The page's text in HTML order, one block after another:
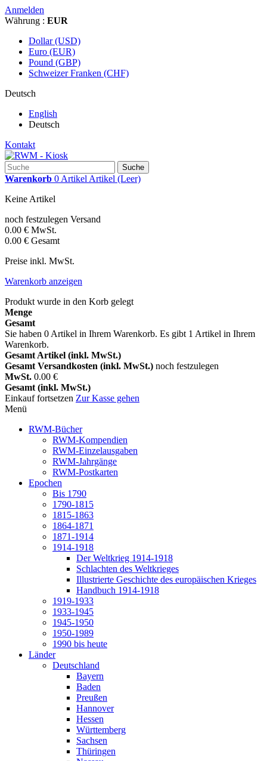
Anmelden
Währung : EUR
Dollar (USD)
Euro (EUR)
Pound (GBP)
Schweizer Franken (CHF)
Deutsch
English
Deutsch
Kontakt
Suche
Warenkorb 0 Artikel Artikel (Leer)
Keine Artikel
noch festzulegen Versand
0.00 € MwSt.
0.00 € Gesamt
Preise inkl. MwSt.
Warenkorb anzeigen
Produkt wurde in den Korb gelegt
Menge
Gesamt
Sie haben 0 Artikel in Ihrem Warenkorb. Es gibt 1 Artikel in Ihrem
Warenkorb.
Gesamt Artikel (inkl. MwSt.)
Gesamt Versandkosten (inkl. MwSt.) noch festzulegen
MwSt. 0.00 €
Gesamt (inkl. MwSt.)
Einkauf fortsetzen Zur Kasse gehen
Menü
RWM-Bücher
RWM-Kompendien
RWM-Einzelausgaben
RWM-Jahrgänge
RWM-Postkarten
Epochen
Bis 1790
1790-1815
1815-1863
1864-1871
1871-1914
1914-1918
Der Weltkrieg 1914-1918
Schlachten des Weltkrieges
Illustrierte Geschichte des europäischen Krieges
Handbuch 1914-1918
1919-1933
1933-1945
1945-1950
1950-1989
1990 bis heute
Länder
Deutschland
Bayern
Baden
Preußen
Hannover
Hessen
Württemberg
Sachsen
Thüringen